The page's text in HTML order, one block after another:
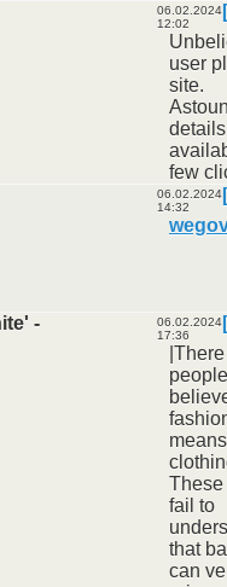
06.02.2024
12:02
user
site.
few
06.02.2024
14:32
-
06.02.2024
17:36
means
fail to
that
can